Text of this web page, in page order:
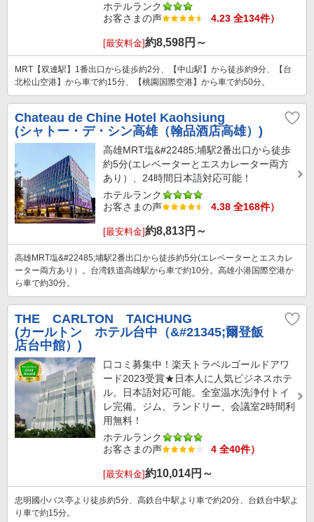
ホテルランク
お客さまの声
4.23 全134件）
[最安料金]約8,598円～
MRT【双連駅】1番出口から徒歩約2分、【中山駅】から徒歩約9分、【台
北松山空港】から車で約15分、【桃園国際空港】から車で約50分。
Chateau de Chine Hotel Kaohsiung
(シャトー・デ・シン高雄（翰品酒店高雄）)
高雄MRT塩&#22485;埔駅2番出口から徒歩
約5分(エレベーターとエスカレーター両方
あり）、24時間日本語対応可能！
ホテルランク
お客さまの声
4.38 全168件）
[最安料金]約8,813円～
高雄MRT塩&#22485;埔駅2番出口から徒歩約5分(エレベーターとエスカレ
ーター両方あり）。台湾鉄道高雄駅から車で約10分。高雄小港国際空港か
ら車で約30分。
THE CARLTON TAICHUNG
(カールトン ホテル台中（&#21345;爾登飯
店台中館）)
口コミ募集中！楽天トラベルゴールドアワ
ード2023受賞★日本人に人気ビジネスホテ
ル。日本語対応可能。全室温水洗浄付トイ
レ完備。ジム、ランドリー、会議室2時間利
用無料！
ホテルランク
お客さまの声
4 全40件）
[最安料金]約10,014円～
忠明國小バス亭より徒歩約5分、高鉄台中駅より車で約20分、台鉄台中駅よ
り車で約15分。